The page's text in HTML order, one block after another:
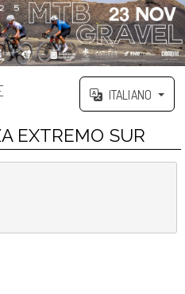
ITALIANO
EXTREMO SUR